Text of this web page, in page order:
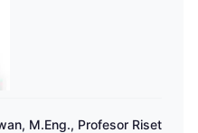
M.Eng., Profesor Riset